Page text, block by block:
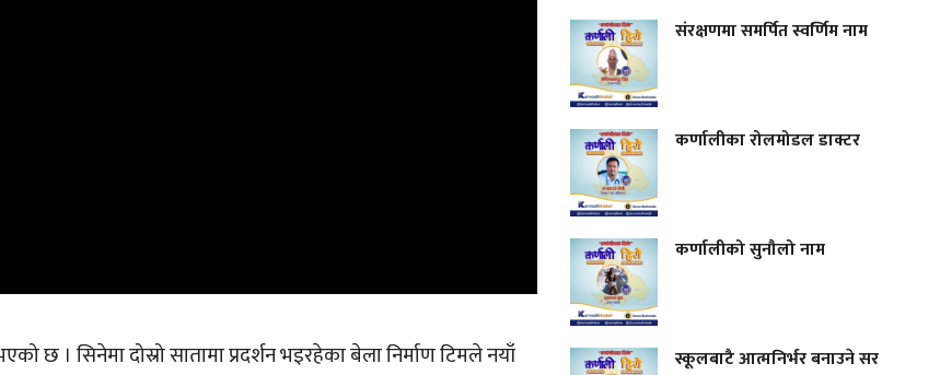
छ । सिनेमा दोस्रो सातामा प्रदर्शन भइरहेका बेला निर्माण टिमले नयाँ
संरक्षणमा समर्पित स्वर्णिम नाम
कर्णालीका रोलमोडल डाक्टर
कर्णालीको सुनौलो नाम
स्कूलबाटै आत्मनिर्भर बनाउने सर